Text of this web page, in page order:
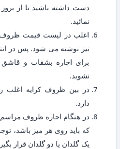
دست داشته باشید تا از
نمائید.
اغلب در لیست قیمت ظروف
نیز نوشته می شود. پس در
برای اجاره بشقاب و
نشوید.
در بین ظروف کرایه اغلب
دارد.
در هنگام اجاره ظروف
که باید روی هر میز باشد،
یک گلدان یا دو گلدان قرار